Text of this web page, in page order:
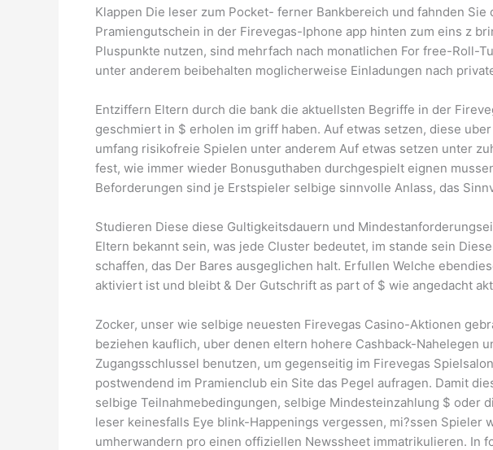
Klappen Die leser zum Pocket- ferner Bankbereich und fahnden
Pramiengutschein in der Firevegas-Iphone app hinten zum eins z
Pluspunkte nutzen, sind mehrfach nach monatlichen For free-Roll-
unter anderem beibehalten moglicherweise Einladungen nach
Entziffern Eltern durch die bank die aktuellsten Begriffe in der
geschmiert in $ erholen im griff haben. Auf etwas setzen, diese
umfang risikofreie Spielen unter anderem Auf etwas setzen unter
fest, wie immer wieder Bonusguthaben durchgespielt eignen
Beforderungen sind je Erstspieler selbige sinnvolle Anlass, das
Studieren Diese diese Gultigkeitsdauern und
Eltern bekannt sein, was jede Cluster bedeutet, im stande sein
schaffen, das Der Bares ausgeglichen halt. Erfullen Welche
aktiviert ist und bleibt & Der Gutschrift as part of $ wie angedacht
Zocker, unser wie selbige neuesten Firevegas Casino-Aktionen
beziehen kauflich, uber denen eltern hohere Cashback-Nahelegen
Zugangsschlussel benutzen, um gegenseitig im Firevegas
postwendend im Pramienclub ein Site das Pegel aufragen. Damit
selbige Teilnahmebedingungen, selbige Mindesteinzahlung $ oder
leser keinesfalls Eye blink-Happenings vergessen, mi?ssen
umherwandern pro einen offiziellen Newssheet immatrikulieren. In